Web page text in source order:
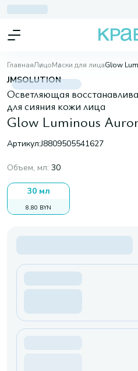
ГлавнаяЛицоМаски для лицаGlow
JMSOLUTION
Осветляющая
для сияния кожи лица
Glow Luminous
Артикул:J8809505541627
Объем, мл: 30
30 мл
8,80 BYN